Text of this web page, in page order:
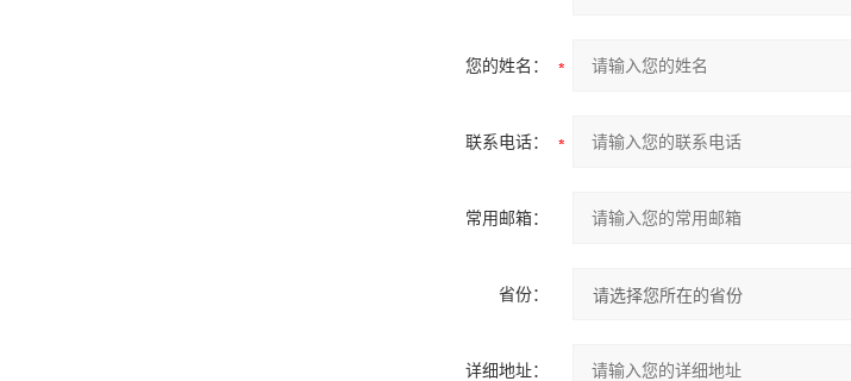
您的姓名：
联系电话：
常用邮箱：
省份：
详细地址：